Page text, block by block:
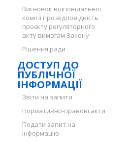
Висновок відповідальної
комісії про відповідність
проєкту регуляторного
акту вимогам Закону
Рішення ради
ДОСТУП ДО
ПУБЛІЧНОЇ
ІНФОРМАЦІЇ
Звіти на запити
Нормативно-правові акти
Подати запит на
інформацію